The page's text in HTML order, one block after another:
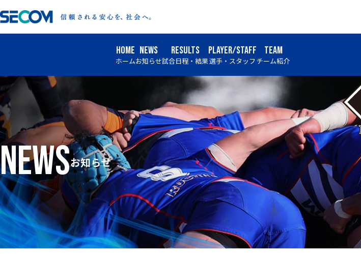
HOME
ホーム
NEWS
お知らせ
RESULTS
試合日程・結果
PLAYER/STAFF
選手・スタッフ
TEAM
チーム紹介
お知らせ
news